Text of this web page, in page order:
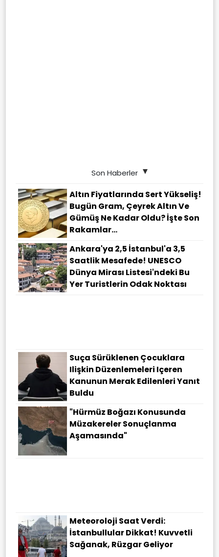
Son Haberler
Altın Fiyatlarında Sert Yükseliş!
Bugün Gram, Çeyrek Altın Ve
Gümüş Ne Kadar Oldu? İşte Son
Rakamlar...
Ankara'ya 2,5 İstanbul'a 3,5
Saatlik Mesafede! UNESCO
Dünya Mirası Listesi'ndeki Bu
Yer Turistlerin Odak Noktası
Suça Sürüklenen Çocuklara
Ilişkin Düzenlemeleri Içeren
Kanunun Merak Edilenleri Yanıt
Buldu
"Hürmüz Boğazı Konusunda
Müzakereler Sonuçlanma
Aşamasında"
Meteoroloji Saat Verdi:
İstanbullular Dikkat! Kuvvetli
Sağanak, Rüzgar Geliyor